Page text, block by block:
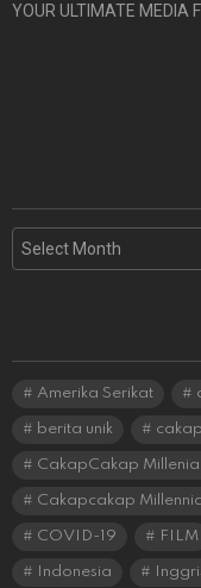
YOUR ULTIMATE MEDIA
Amerika Serikat
berita unik
CakapCakap
Cakapcakap
COVID-19 FILM
Indonesia